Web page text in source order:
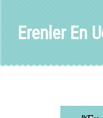
Erenler En